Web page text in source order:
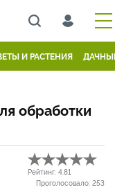
И РАСТЕНИЯ
обработки
Рейтинг: 4.81
Проголосовало: 253